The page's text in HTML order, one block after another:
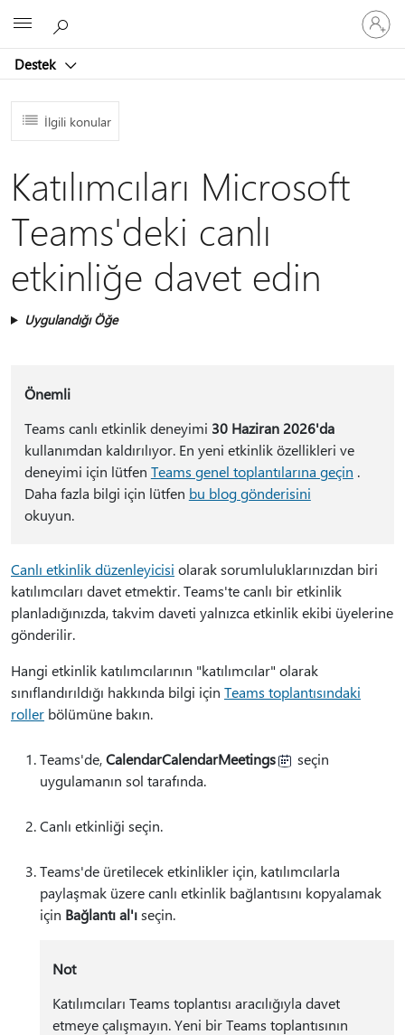
Destek
oturum
açın
İlgili konular
Katılımcıları Microsoft
Teams'deki canlı
etkinliğe davet edin
Uygulandığı Öğe
Önemli
Teams canlı etkinlik deneyimi 30 Haziran 2026'da
kullanımdan kaldırılıyor. En yeni etkinlik özellikleri ve
deneyimi için lütfen Teams genel toplantılarına geçin .
Daha fazla bilgi için lütfen bu blog gönderisini
okuyun.
Canlı etkinlik düzenleyicisi olarak sorumluluklarınızdan biri
katılımcıları davet etmektir. Teams'te canlı bir etkinlik
planladığınızda, takvim daveti yalnızca etkinlik ekibi üyelerine
gönderilir.
Hangi etkinlik katılımcılarının "katılımcılar" olarak
sınıflandırıldığı hakkında bilgi için Teams toplantısındaki
roller bölümüne bakın.
Teams'de,CalendarCalendarMeetings
seçin
uygulamanın sol tarafında.
Canlı etkinliği seçin.
Teams'de üretilecek etkinlikler için, katılımcılarla
paylaşmak üzere canlı etkinlik bağlantısını kopyalamak
için Bağlantı al'ıseçin.
Not
Katılımcıları Teams toplantısı aracılığıyla davet
etmeye çalışmayın. Yeni bir Teams toplantısının